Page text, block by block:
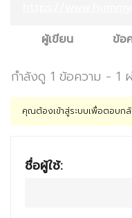
ผู้เขียน
ข้อ
กำลังดู 1 ข้อความ - 1
คุณต้องเข้าสู่ระบบเพื่อตอบก
ชื่อผู้ใช้: